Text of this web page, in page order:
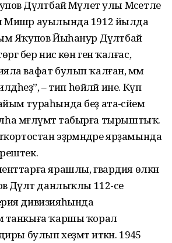
Дәүләтбай Мәүлет улы Мәсетле
ауылында 1912 йылда
Яҡупов Йыһанур Дәүләтбай
бер нисә көн генә ҡалғас,
вафат булып ҡалған, әммә
– тип һөйләй ине. Күп
тураһында беҙ ата-әсәйем
мәғлүмәт табырға тырыштыҡ.
эҙәрмәндәре ярҙамында
ярашлы, гвардия өлкән
Дәүләт данлыҡлы 112-се
дивизияһында
танкыға ҡаршы ҡорал
булып хеҙмәт иткән. 1945